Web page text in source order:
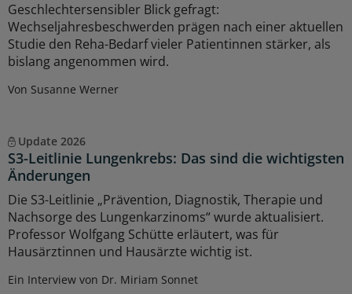
Geschlechtersensibler Blick gefragt:
Wechseljahresbeschwerden prägen nach einer aktuellen
Studie den Reha-Bedarf vieler Patientinnen stärker, als
bislang angenommen wird.
Von Susanne Werner
Update 2026
S3-Leitlinie Lungenkrebs: Das sind die wichtigsten
Änderungen
Die S3-Leitlinie „Prävention, Diagnostik, Therapie und
Nachsorge des Lungenkarzinoms“ wurde aktualisiert.
Professor Wolfgang Schütte erläutert, was für
Hausärztinnen und Hausärzte wichtig ist.
Ein Interview von Dr. Miriam Sonnet